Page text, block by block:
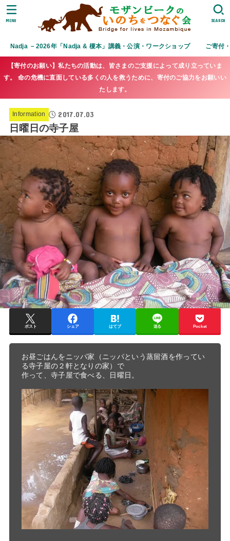
Nadja －2026年「Nadja & 榎本」講義・公演・ワークショップ ご寄付
SEARCH
MENU
【寄付のお願い】私たちの活動は、皆さまのご支援によって成り立っていま
す。 命の危機に直面している多くの人を救うために、寄付のご協力をお願いい
たします。
Information 2017.07.03
日曜日の寺子屋
ポスト シェア はてブ 送る Pocket
お昼ごはんをニッパ家（ニッパという蒸留酒を作ってい
る寺子屋の２軒となりの家）で
作って、寺子屋で食べる、日曜日。